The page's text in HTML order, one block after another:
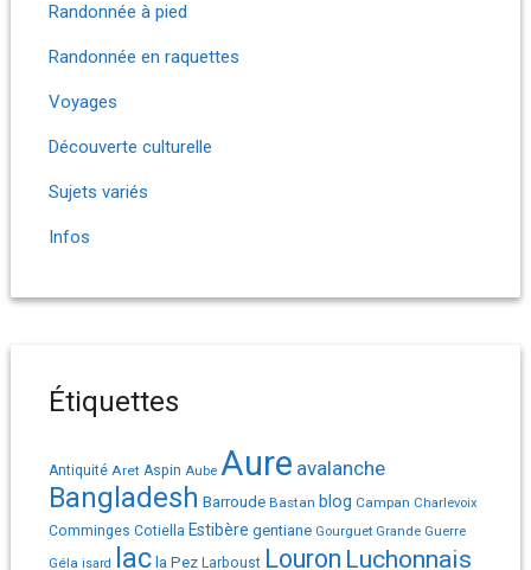
Randonnée à pied
Randonnée en raquettes
Voyages
Découverte culturelle
Sujets variés
Infos
Étiquettes
Antiquité Aret Aspin Aube Aure avalanche
Bangladesh Barroude Bastan blog Campan Charlevoix
Comminges Cotiella Estibère gentiane Gourguet Grande Guerre
Géla isard lac la Pez Larboust Louron Luchonnais